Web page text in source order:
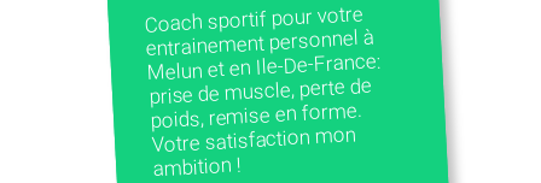
Coach sportif pour votre
entrainement personnel à
Melun et en Ile-De-France:
prise de muscle, perte de
poids, remise en forme.
Votre satisfaction mon
ambition !